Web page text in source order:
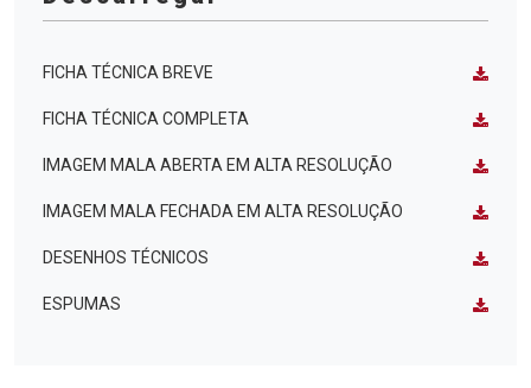
FICHA TÉCNICA BREVE
FICHA TÉCNICA COMPLETA
IMAGEM MALA ABERTA EM ALTA RESOLUÇÃO
IMAGEM MALA FECHADA EM ALTA RESOLUÇÃO
DESENHOS TÉCNICOS
ESPUMAS